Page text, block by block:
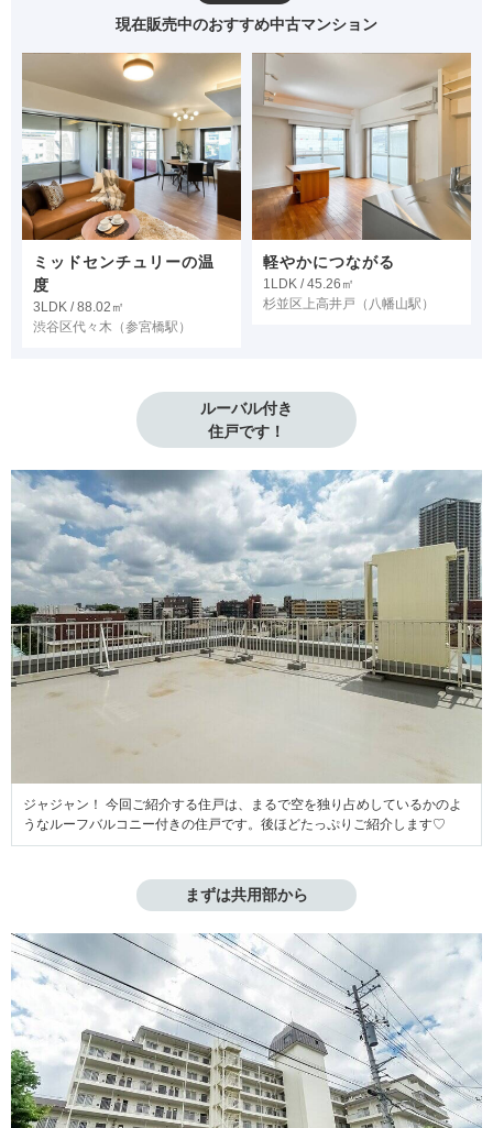
現在販売中のおすすめ中古マンション
ミッドセンチュリーの温
度
3LDK / 88.02㎡
渋谷区代々木 （参宮橋駅）
軽やかにつながる
1LDK / 45.26㎡
杉並区上高井戸 （八幡山駅）
ルーバル付き
住戸です！
ジャジャン！ 今回ご紹介する住戸は、まるで空を独り占めしているかのよ
うなルーフバルコニー付きの住戸です。後ほどたっぷりご紹介します♡
まずは共用部から